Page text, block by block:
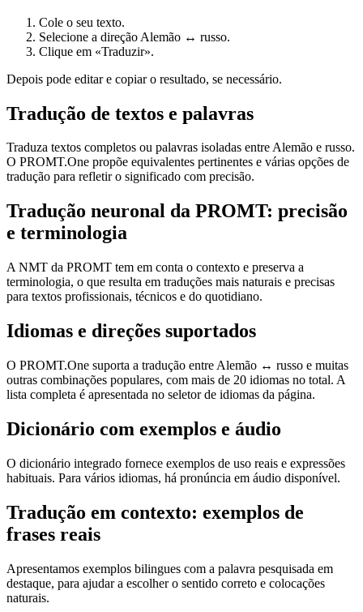
Cole o seu texto.
Selecione a direção Alemão ↔ russo.
Clique em «Traduzir».
Depois pode editar e copiar o resultado, se necessário.
Tradução de textos e palavras
Traduza textos completos ou palavras isoladas entre Alemão e russo.
O PROMT.One propõe equivalentes pertinentes e várias opções de
tradução para refletir o significado com precisão.
Tradução neuronal da PROMT: precisão
e terminologia
A NMT da PROMT tem em conta o contexto e preserva a
terminologia, o que resulta em traduções mais naturais e precisas
para textos profissionais, técnicos e do quotidiano.
Idiomas e direções suportados
O PROMT.One suporta a tradução entre Alemão ↔ russo e muitas
outras combinações populares, com mais de 20 idiomas no total. A
lista completa é apresentada no seletor de idiomas da página.
Dicionário com exemplos e áudio
O dicionário integrado fornece exemplos de uso reais e expressões
habituais. Para vários idiomas, há pronúncia em áudio disponível.
Tradução em contexto: exemplos de
frases reais
Apresentamos exemplos bilingues com a palavra pesquisada em
destaque, para ajudar a escolher o sentido correto e colocações
naturais.